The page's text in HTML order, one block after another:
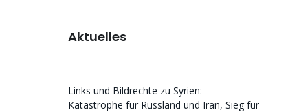
Aktuelles
Links und Bildrechte zu Syrien:
Katastrophe für Russland und Iran, Sieg für